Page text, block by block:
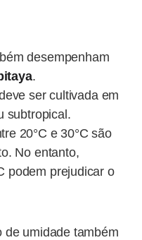
desempenham
.
ser cultivada em
subtropical.
20°C e 30°C são
No entanto,
podem prejudicar o
de umidade também